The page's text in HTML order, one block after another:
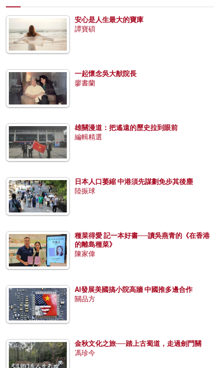
安心是人生最大的寶庫
譚寶碩
一起懷念吳大猷院長
廖書蘭
雄關漫道：把遙遠的歷史拉到眼前
編輯精選
日本人口萎縮 中港須先謀劃免步其後塵
陸振球
種菜得愛 記一本好書──讀吳燕青的《在香港
的離島種菜》
陳家偉
AI發展美國搞小院高牆 中國推多邊合作
關品方
金秋文化之旅──踏上古蜀道，走過劍門關
馮珍今